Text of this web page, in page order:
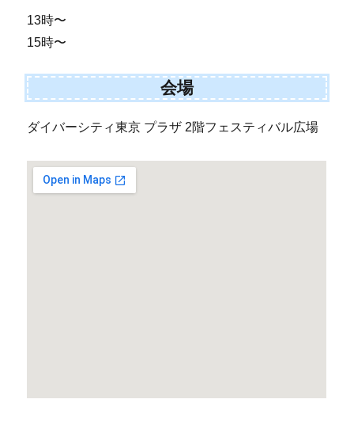
13時〜
15時〜
会場
ダイバーシティ東京 プラザ 2階フェスティバル広場